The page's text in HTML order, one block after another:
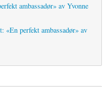
ambassadør» av Yvonne
«En perfekt ambassadør» av